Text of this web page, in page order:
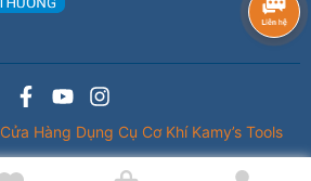
Cửa Hàng Dụng Cụ Cơ Khí Kamy’s Tools